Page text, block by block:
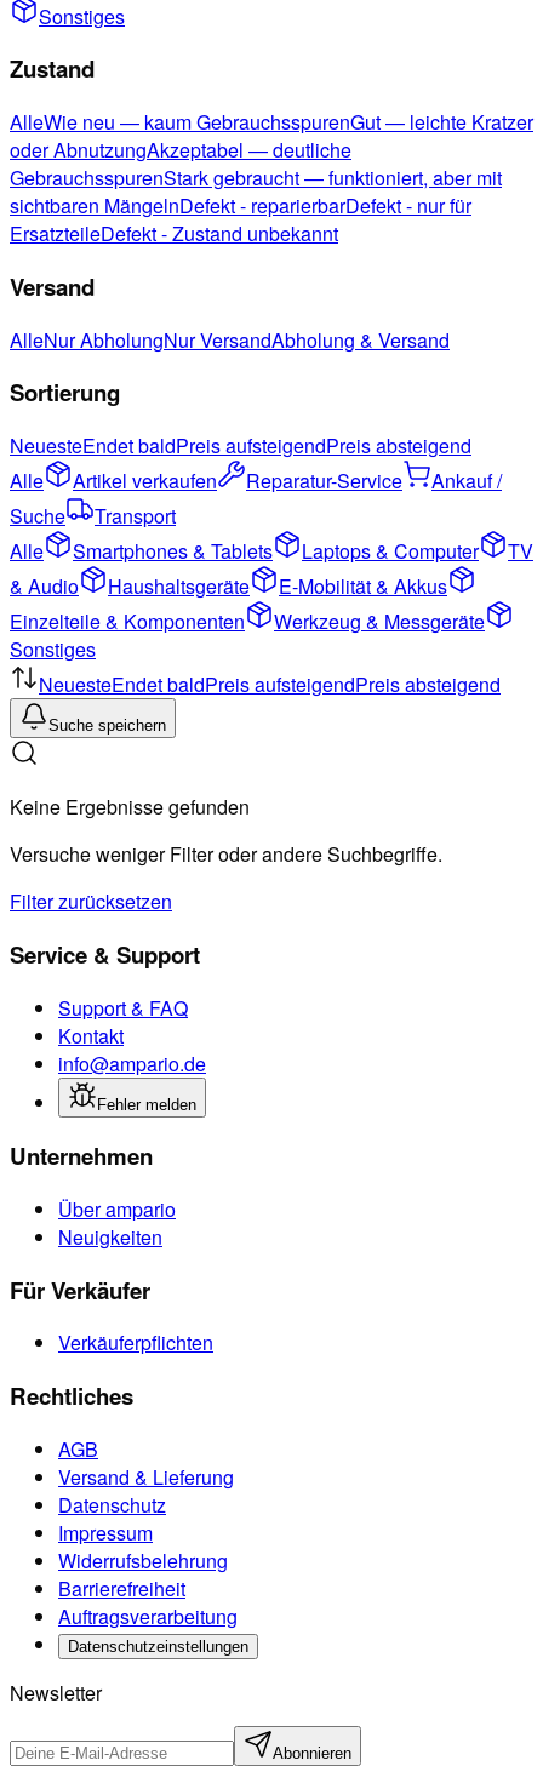
Sonstiges
Zustand
AlleWie neu — kaum GebrauchsspurenGut — leichte Kratzer
oder AbnutzungAkzeptabel — deutliche
GebrauchsspurenStark gebraucht — funktioniert, aber mit
sichtbaren MängelnDefekt - reparierbarDefekt - nur für
ErsatzteileDefekt - Zustand unbekannt
Versand
AlleNur AbholungNur VersandAbholung & Versand
Sortierung
NeuesteEndet baldPreis aufsteigendPreis absteigend
Alle
Artikel verkaufen Reparatur-Service
Ankauf /
Suche
Transport
Alle
Smartphones & Tablets Laptops & Computer
TV
& Audio
Haushaltsgeräte
E-Mobilität & Akkus
Einzelteile & Komponenten
Werkzeug & Messgeräte
Sonstiges
NeuesteEndet baldPreis aufsteigendPreis absteigend
Suche speichern
Keine Ergebnisse gefunden
Versuche weniger Filter oder andere Suchbegriffe.
Filter zurücksetzen
Service & Support
Support & FAQ
Kontakt
info@ampario.de
Fehler melden
Unternehmen
Über ampario
Neuigkeiten
Für Verkäufer
Verkäuferpflichten
Rechtliches
AGB
Versand & Lieferung
Datenschutz
Impressum
Widerrufsbelehrung
Barrierefreiheit
Auftragsverarbeitung
Datenschutzeinstellungen
Newsletter
Abonnieren